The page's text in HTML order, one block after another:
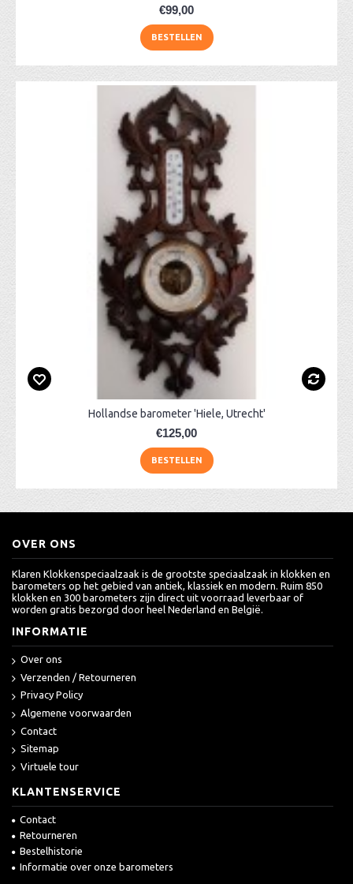
€99,00
BESTELLEN
Hollandse barometer 'Hiele, Utrecht'
€125,00
BESTELLEN
OVER ONS
Klaren Klokkenspeciaalzaak is de grootste speciaalzaak in klokken en
barometers op het gebied van antiek, klassiek en modern. Ruim 850
klokken en 300 barometers zijn direct uit voorraad leverbaar of
worden gratis bezorgd door heel Nederland en België.
INFORMATIE
Over ons
Verzenden / Retourneren
Privacy Policy
Algemene voorwaarden
Contact
Sitemap
Virtuele tour
KLANTENSERVICE
Contact
Retourneren
Bestelhistorie
Informatie over onze barometers